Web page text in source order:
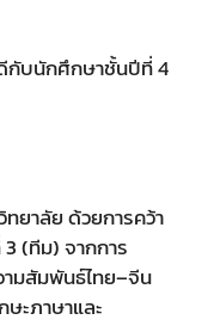
กับนักศึกษาชั้นปีที่ 4
ยาลัย ด้วยการคว้า
(ทีม) จากการ
มสัมพันธ์ไทย–จีน
ะภาษาและ